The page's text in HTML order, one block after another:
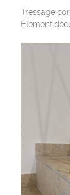
Tressage
Element